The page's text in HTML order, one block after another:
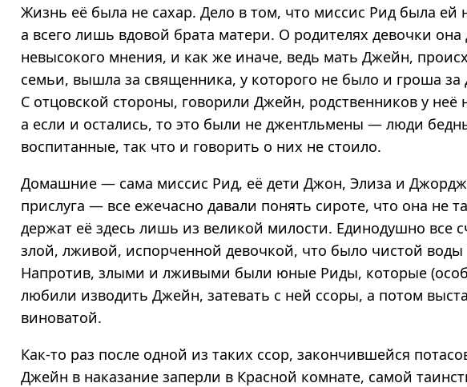
Жизнь её была не сахар. Дело в том, что миссис Рид была ей
а всего лишь вдовой брата матери. О родителях девочки она
невысокого мнения, и как же иначе, ведь мать Джейн,
семьи, вышла за священника, у которого не было и гроша за
С отцовской стороны, говорили Джейн, родственников у неё
а если и остались, то это были не джентльмены — люди
воспитанные, так что и говорить о них не стоило.
Домашние — сама миссис Рид, её дети Джон, Элиза и
прислуга — все ежечасно давали понять сироте, что она не
держат её здесь лишь из великой милости. Единодушно все
злой, лживой, испорченной девочкой, что было чистой воды
Напротив, злыми и лживыми были юные Риды, которые
любили изводить Джейн, затевать с ней ссоры, а потом
виноватой.
Как-то раз после одной из таких ссор, закончившейся
Джейн в наказание заперли в Красной комнате, самой